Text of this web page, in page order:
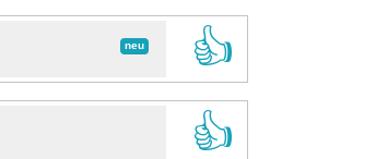
neu
👍
👍